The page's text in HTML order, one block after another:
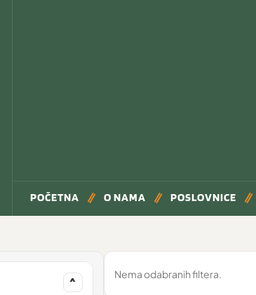
POČETNA O NAMA POSLOVNICE
^
Nema odabranih filtera.